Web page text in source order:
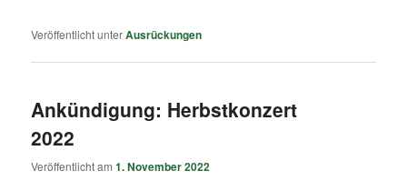
Veröffentlicht unterAusrückungen
Ankündigung: Herbstkonzert
2022
Veröffentlicht am1. November 2022